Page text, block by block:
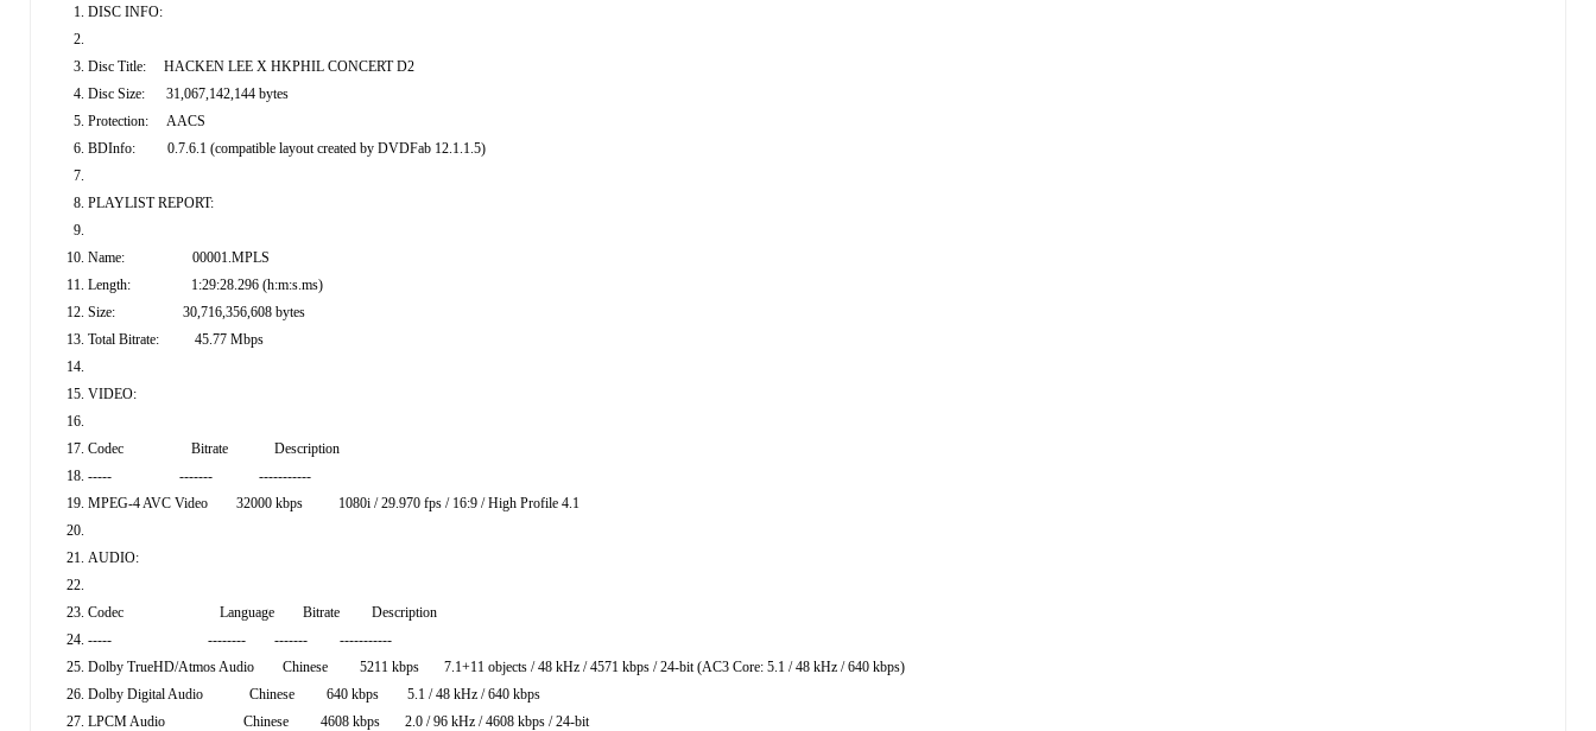
DISC INFO:
Disc Title: HACKEN LEE X HKPHIL CONCERT D2
Disc Size: 31,067,142,144 bytes
Protection: AACS
BDInfo: 0.7.6.1 (compatible layout created by DVDFab 12.1.1.5)
PLAYLIST REPORT:
Name: 00001.MPLS
Length: 1:29:28.296 (h:m:s.ms)
Size: 30,716,356,608 bytes
Total Bitrate: 45.77 Mbps
VIDEO:
Codec Bitrate Description
----- ------- -----------
MPEG-4 AVC Video 32000 kbps 1080i / 29.970 fps / 16:9 / High Profile 4.1
AUDIO:
Codec Language Bitrate Description
----- -------- ------- -----------
Dolby TrueHD/Atmos Audio Chinese 5211 kbps 7.1+11 objects / 48 kHz / 4571 kbps / 24-bit (AC3 Core: 5.1 / 48 kHz / 640 kbps)
Dolby Digital Audio Chinese 640 kbps 5.1 / 48 kHz / 640 kbps
LPCM Audio Chinese 4608 kbps 2.0 / 96 kHz / 4608 kbps / 24-bit